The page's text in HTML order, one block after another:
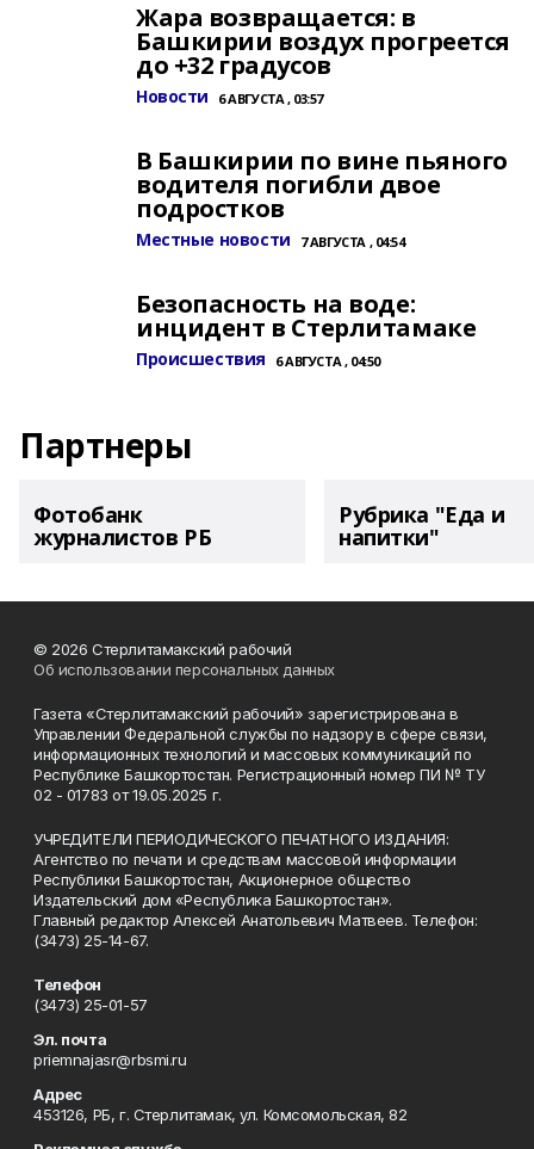
Жара возвращается: в
Башкирии воздух прогреется
до +32 градусов
Новости 6 АВГУСТА , 03:57
В Башкирии по вине пьяного
водителя погибли двое
подростков
Местные новости 7 АВГУСТА , 04:54
Безопасность на воде:
инцидент в Стерлитамаке
Происшествия 6 АВГУСТА , 04:50
Партнеры
Фотобанк
журналистов РБ
Рубрика "Еда и
напитки"
© 2026 Стерлитамакский рабочий
Об использовании персональных данных
Газета «Стерлитамакский рабочий» зарегистрирована в
Управлении Федеральной службы по надзору в сфере связи,
информационных технологий и массовых коммуникаций по
Республике Башкортостан. Регистрационный номер ПИ № ТУ
02 - 01783 от 19.05.2025 г.
УЧРЕДИТЕЛИ ПЕРИОДИЧЕСКОГО ПЕЧАТНОГО ИЗДАНИЯ:
Агентство по печати и средствам массовой информации
Республики Башкортостан, Акционерное общество
Издательский дом «Республика Башкортостан».
Главный редактор Алексей Анатольевич Матвеев. Телефон:
(3473) 25-14-67.
Телефон
(3473) 25-01-57
Эл. почта
priemnajasr@rbsmi.ru
Адрес
453126, РБ, г. Стерлитамак, ул. Комсомольская, 82